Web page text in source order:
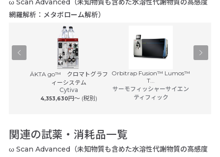
ω Scan Advanced（未知物質も含めた水溶性代謝物質の高感度
網羅解析：メタボローム解析）
ÄKTA go™ クロマトグラフ
ィーシステム
Cytiva
4,353,630円〜 (税別)
Orbitrap Fusion™ Lumos™
T...
サーモフィッシャーサイエン
ティフィック
関連の試薬・消耗品一覧
ω Scan Advanced（未知物質も含めた水溶性代謝物質の高感度